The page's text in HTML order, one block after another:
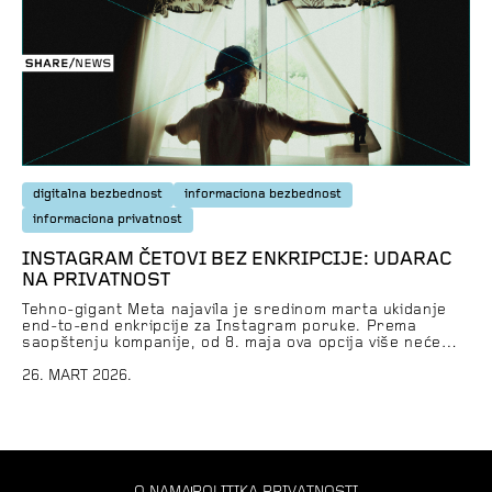
digitalna bezbednost
informaciona bezbednost
informaciona privatnost
INSTAGRAM ČETOVI BEZ ENKRIPCIJE: UDARAC
NA PRIVATNOST
Tehno-gigant Meta najavila je sredinom marta ukidanje
end-to-end enkripcije za Instagram poruke. Prema
saopštenju kompanije, od 8. maja ova opcija više neće
objašnjeno kako da preuzmu Instagram prepiske koje
26. MART 2026.